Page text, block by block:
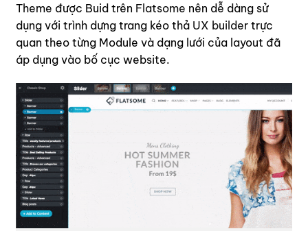
Theme được Buid trên Flatsome nên dễ dàng sử
dụng với trình dựng trang kéo thả UX builder trực
quan theo từng Module và dạng lưới của layout đã
áp dụng vào bố cục website.